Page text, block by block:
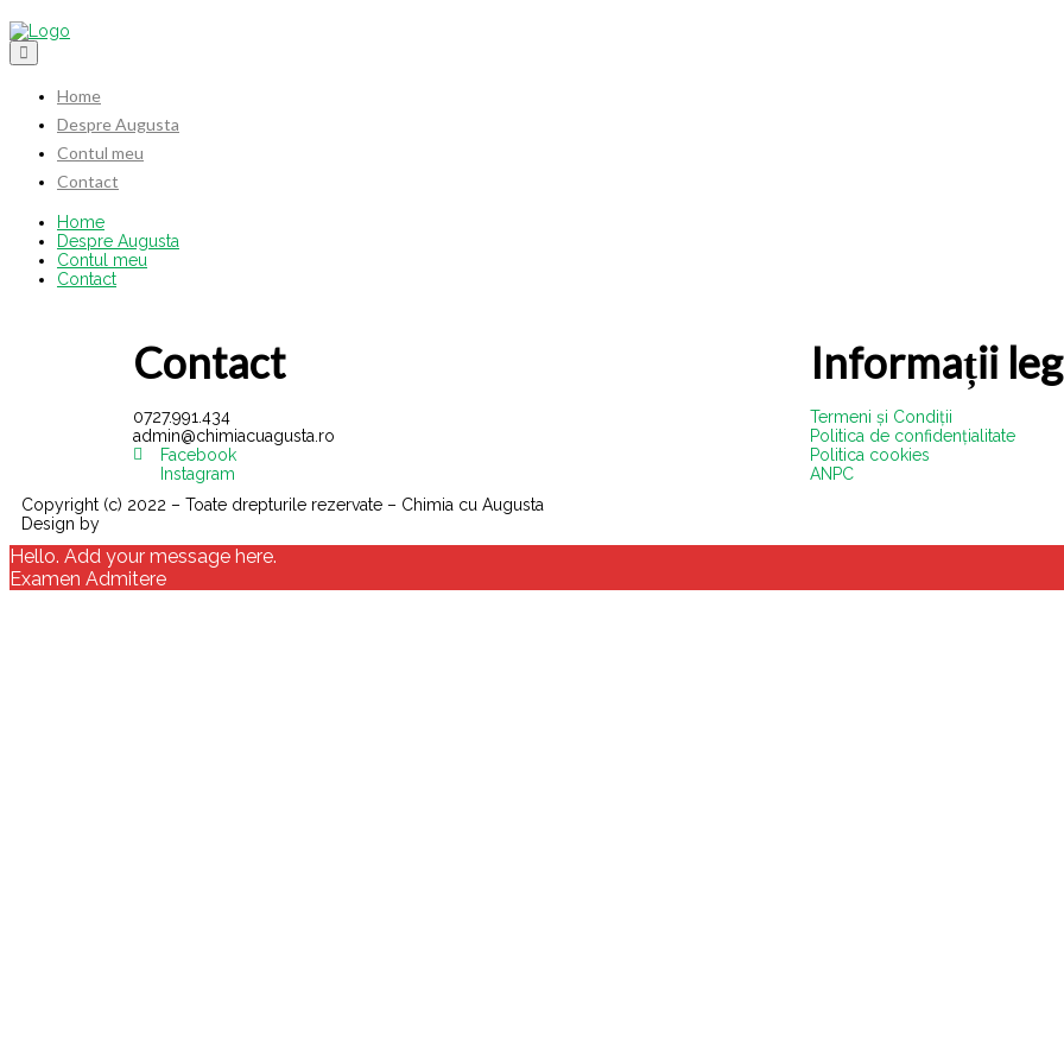
Home
Despre Augusta
Contul meu
Contact
Home
Despre Augusta
Contul meu
Contact
Contact
0727.991.434
admin@chimiacuagusta.ro
Facebook
Instagram
Informații
Termeni și Condiții
Politica de confidențialitate
Politica cookies
ANPC
Copyright (c) 2022 – Toate drepturile rezervate – Chimia cu Augusta
Design by
Hello. Add your message here.
Examen Admitere